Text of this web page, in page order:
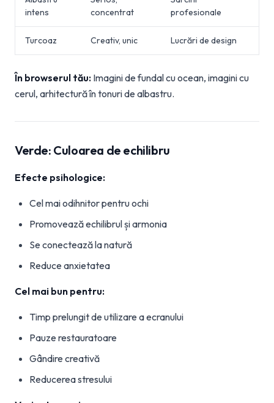
intens
concentrat
profesionale
Turcoaz Creativ, unic Lucrări de design
În browserul tău: Imagini de fundal cu ocean, imagini cu
cerul, arhitectură în tonuri de albastru.
Verde: Culoarea de echilibru
Efecte psihologice:
Cel mai odihnitor pentru ochi
Promovează echilibrul și armonia
Se conectează la natură
Reduce anxietatea
Cel mai bun pentru:
Timp prelungit de utilizare a ecranului
Pauze restauratoare
Gândire creativă
Reducerea stresului